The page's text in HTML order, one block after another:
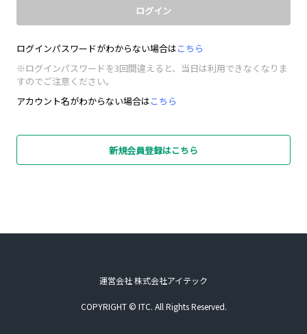
ログイン
ログインパスワードがわからない場合はこちら
※ログインパスワードを3回間違えると、当日は利用できなくなりま
すのでご注意ください。
アカウント名がわからない場合はこちら
新規会員登録はこちら
運営会社 株式会社アイテック
COPYRIGHT © ITC. All Rights Reserved.